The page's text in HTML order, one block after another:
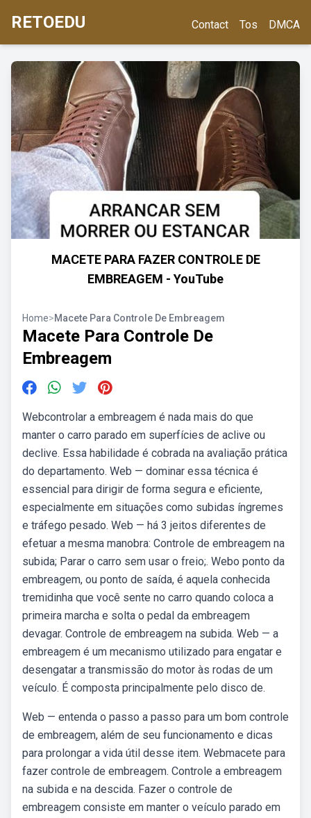
RETOEDU Contact Tos DMCA
MACETE PARA FAZER CONTROLE DE
EMBREAGEM - YouTube
Home>Macete Para Controle De Embreagem
Macete Para Controle De
Embreagem
Webcontrolar a embreagem é nada mais do que
manter o carro parado em superfícies de aclive ou
declive. Essa habilidade é cobrada na avaliação prática
do departamento. Web — dominar essa técnica é
essencial para dirigir de forma segura e eficiente,
especialmente em situações como subidas íngremes
e tráfego pesado. Web — há 3 jeitos diferentes de
efetuar a mesma manobra: Controle de embreagem na
subida; Parar o carro sem usar o freio;. Webo ponto da
embreagem, ou ponto de saída, é aquela conhecida
tremidinha que você sente no carro quando coloca a
primeira marcha e solta o pedal da embreagem
devagar. Controle de embreagem na subida. Web — a
embreagem é um mecanismo utilizado para engatar e
desengatar a transmissão do motor às rodas de um
veículo. É composta principalmente pelo disco de.
Web — entenda o passo a passo para um bom controle
de embreagem, além de seu funcionamento e dicas
para prolongar a vida útil desse item. Webmacete para
fazer controle de embreagem. Controle a embreagem
na subida e na descida. Fazer o controle de
embreagem consiste em manter o veículo parado em